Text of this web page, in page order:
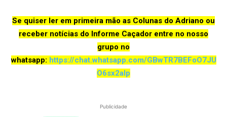
Se quiser ler em primeira mão as Colunas do Adriano ou
receber notícias do Informe Caçador entre no nosso
grupo no
whatsapp: https://chat.whatsapp.com/GBwTR7BEFoO7JU
O6sx2aIp
Publicidade